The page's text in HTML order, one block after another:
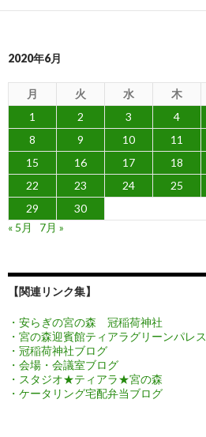
2020年6月
月 火 水 木
1
2 3 4
8
9 10 11
15
16 17 18
22
23 24 25
29
30
« 5月
7月 »
【関連リンク集】
・安らぎの宮の森 冠稲荷神社
・宮の森迎賓館ティアラグリーンパレス
・冠稲荷神社ブログ
・会場・会議室ブログ
・スタジオ★ティアラ★宮の森
・ケータリング宅配弁当ブログ